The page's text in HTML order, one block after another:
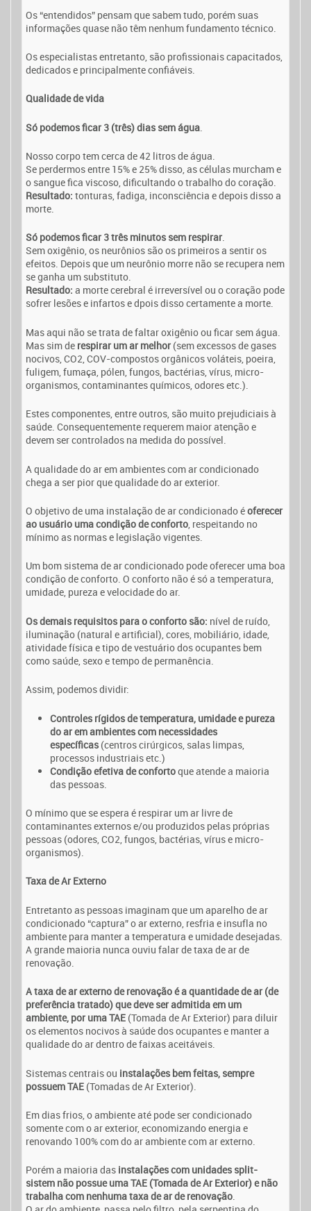
Os “entendidos” pensam que sabem tudo, porém suas
informações quase não têm nenhum fundamento técnico.
Os especialistas entretanto, são profissionais capacitados,
dedicados e principalmente confiáveis.
Qualidade de vida
Só podemos ficar 3 (três) dias sem água
Nosso corpo tem cerca de 42 litros de água.
Se perdermos entre 15% e 25% disso, as células murcham e
o sangue fica viscoso, dificultando o trabalho do coração.
Resultado: tonturas, fadiga, inconsciência e depois disso a
morte.
Só podemos ficar 3 três minutos sem respirar.
Sem oxigênio, os neurônios são os primeiros a sentir os
efeitos. Depois que um neurônio morre não se recupera nem
se ganha um substituto.
Resultado: a morte cerebral é irreversível ou o coração pode
sofrer lesões e infartos e dpois disso certamente a morte.
Mas aqui não se trata de faltar oxigênio ou ficar sem água.
Mas sim de respirar um ar melhor (sem excessos de gases
nocivos, CO2, COV-compostos orgânicos voláteis, poeira,
fuligem, fumaça, pólen, fungos, bactérias, vírus, micro-
organismos, contaminantes químicos, odores etc.).
Estes componentes, entre outros, são muito prejudiciais à
saúde. Consequentemente requerem maior atenção e
devem ser controlados na medida do possível.
A qualidade do ar em ambientes com ar condicionado
chega a ser pior que qualidade do ar exterior.
O objetivo de uma instalação de ar condicionado éoferecer
ao usuário uma condição de conforto, respeitando no
mínimo as normas e legislação vigentes.
Um bom sistema de ar condicionado pode oferecer uma boa
condição de conforto. O conforto não é só a temperatura,
umidade, pureza e velocidade do ar.
Os demais requisitos para o conforto são: nível de ruído,
iluminação (natural e artificial), cores, mobiliário, idade,
atividade física e tipo de vestuário dos ocupantes bem
como saúde, sexo e tempo de permanência.
Assim, podemos dividir:
Controles rígidos de temperatura, umidade e pureza
do ar em ambientes com necessidades
específicas (centros cirúrgicos, salas limpas,
processos industriais etc.)
Condição efetiva de confortoque atende a maioria
das pessoas.
O mínimo que se espera é respirar um ar livre de
contaminantes externos e/ou produzidos pelas próprias
pessoas (odores, CO2, fungos, bactérias, vírus e micro-
organismos).
Taxa de Ar Externo
Entretanto as pessoas imaginam que um aparelho de ar
condicionado “captura” o ar externo, resfria e insufla no
ambiente para manter a temperatura e umidade desejadas.
A grande maioria nunca ouviu falar de taxa de ar de
renovação.
A taxa de ar externo de renovação é a quantidade de ar (de
preferência tratado) que deve ser admitida em um
ambiente, por uma TAE (Tomada de Ar Exterior) para diluir
os elementos nocivos à saúde dos ocupantes e manter a
qualidade do ar dentro de faixas aceitáveis.
Sistemas centrais ou instalações bem feitas, sempre
possuem TAE (Tomadas de Ar Exterior).
Em dias frios, o ambiente até pode ser condicionado
somente com o ar exterior, economizando energia e
renovando 100% com do ar ambiente com ar externo.
Porém a maioria das instalações com unidades split-
sistem não possue uma TAE (Tomada de Ar Exterior) e não
trabalha com nenhuma taxa de ar de renovação.